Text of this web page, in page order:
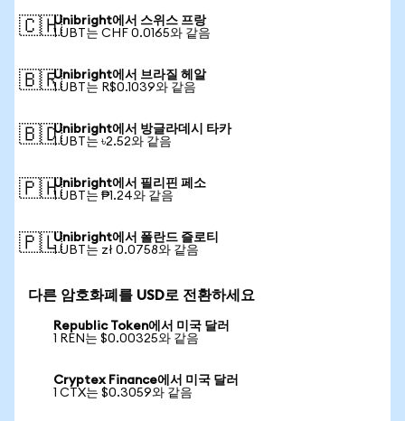
🇨🇭Unibright에서 스위스 프랑
1 UBT는 CHF 0.0165와 같음
🇧🇷Unibright에서 브라질 헤알
1 UBT는 R$0.1039와 같음
🇧🇩Unibright에서 방글라데시 타카
1 UBT는 ৳2.52와 같음
🇵🇭Unibright에서 필리핀 페소
1 UBT는 ₱1.24와 같음
🇵🇱Unibright에서 폴란드 즐로티
1 UBT는 zł 0.0758와 같음
다른 암호화폐를 USD로 전환하세요
Republic Token에서 미국 달러
1 REN는 $0.00325와 같음
Cryptex Finance에서 미국 달러
1 CTX는 $0.3059와 같음